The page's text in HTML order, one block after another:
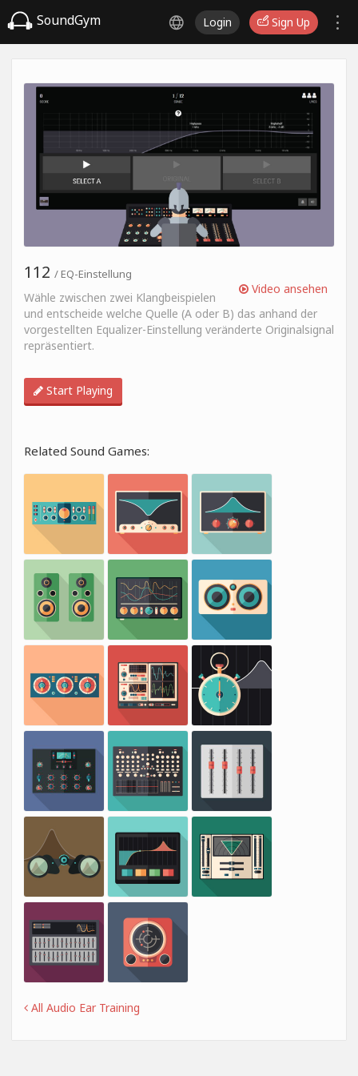
SoundGym Login Sign Up
Video ansehen
112 / EQ-Einstellung
Wähle zwischen zwei Klangbeispielen
und entscheide welche Quelle (A oder B) das anhand der
vorgestellten Equalizer-Einstellung veränderte Originalsignal
repräsentiert.
Start Playing
Related Sound Games:
All Audio Ear Training